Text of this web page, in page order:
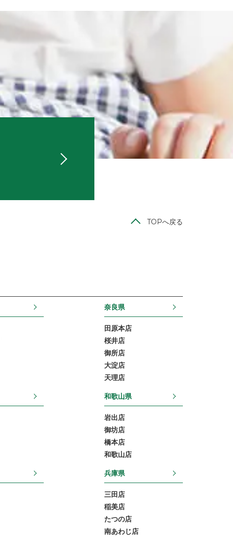
TOPへ戻る
奈良県
田原本店
桜井店
御所店
大淀店
天理店
和歌山県
岩出店
御坊店
橋本店
和歌山店
兵庫県
三田店
稲美店
たつの店
南あわじ店